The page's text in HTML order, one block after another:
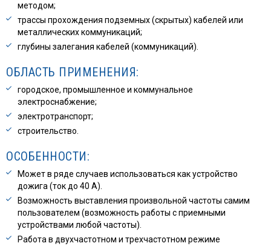
методом;
трассы прохождения подземных (скрытых) кабелей или
металлических коммуникаций;
глубины залегания кабелей (коммуникаций).
ОБЛАСТЬ ПРИМЕНЕНИЯ:
городское, промышленное и коммунальное
электроснабжение;
электротранспорт;
строительство.
ОСОБЕННОСТИ:
Может в ряде случаев использоваться как устройство
дожига (ток до 40 А).
Возможность выставления произвольной частоты самим
пользователем (возможность работы с приемными
устройствами любой частоты).
Работа в двухчастотном и трехчастотном режиме